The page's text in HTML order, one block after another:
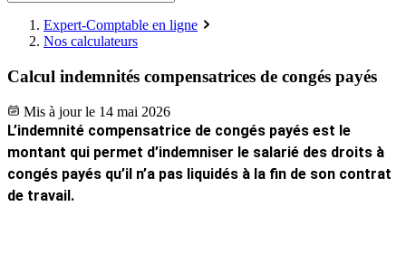
Expert-Comptable en ligne
Nos calculateurs
Calcul indemnités compensatrices de congés payés
Mis à jour le 14 mai 2026